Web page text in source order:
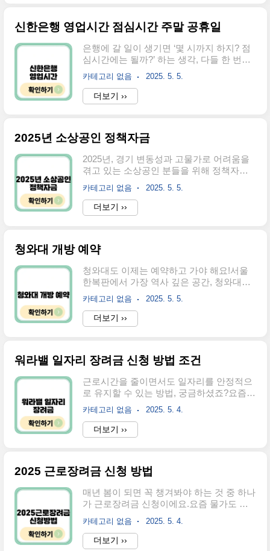
2025년 5월 2일(금)부터 5월 5일(월)까지 나
곡읍에 위치한 전곡리 유적지로, 구석기 시
대를 주제로 한 국내 유일의 선사문화 체험
축제예요.주소: 경기도 연천군 전곡읍 양연
로 1510운영 시간: 오전 10시 ~ 오후 10시
(야간 프로그램 포함)해마다 10만 명 이상의
신한은행 영업시간 점심시간 주말 공휴일
은행에 갈 일이 생기면 ‘몇 시까지 하지? 점
심시간에는 될까?’ 하는 생각, 다들 한 번쯤
해보셨을 거예요.특히 주말이나 공휴일엔
헛걸음하지 않으려면 미리 확인하는 게 중
요하죠.오늘은 신한은행의 영업시간과 점심
시간, 주말·공휴일 운영 여부까지 꼼꼼히 알
시부터 오후 4시까지 운영됩니다.은행 업무
고객이 많아질 수 있어 가능한 여유 있게 방
문하시는 걸 추천드려요.단, 지점에 따라 영
업시간이 다를 수 있으니 미리 가까운 지점
시간에도 은행 업무가 가능한가요?신한은
이..
카테고리 없음 2025. 5. 5.
더보기 ››
2025년 소상공인 정책자금
2025년, 경기 변동성과 고물가로 어려움을
겪고 있는 소상공인 분들을 위해 정책자금
원범위 모두 넓어졌기 때문에, 지금이 바로
활용하기 좋은 시기입니다.특히 자금 신청
조건도 많이 완화되어 누구나 한 번쯤은 도
자금 공급 규모가 26조 5천억 원으로 전년보
대출 조건 완화와 맞춤형 자금 신설이에요.
금리나 상환 기간이 더 유리하게 조정되었
고, 재기·혁신·청년 창업 등 특정 대상에게
진될 수 있기 때문에 가능한 한 빠르게 신청
을..
카테고리 없음 2025. 5. 5.
더보기 ››
청와대 개방 예약
청와대도 이제는 예약하고 가야 해요!서울
한복판에서 가장 역사 깊은 공간, 청와대를
직접 걸을 수 있다니 신기하지 않으세요?간
단한 예약만 하면 누구나 관람할 수 있으니,
지금 바로 확인해보세요。청와대 개방 예약
꿀팁 안내청와대가 일반에 개방되면서국민
수는 없고,사전 예약이 필수라는 점! 꼭 기억
대 예약은 공식 홈페이지에서 쉽고 빠르게
할 수 있어요.모바일도 가능하니까 출퇴근
길에 뚝딱 예약 완료!청와대 국민품으로 접
속상단 메뉴에서 ‘관람예약’ 클릭날짜, 시간,
인원 선택 (개인은 1~10명, 단체는 11~50명
카테고리 없음 2025. 5. 5.
더보기 ››
워라밸 일자리 장려금 신청 방법 조건
근로시간을 줄이면서도 일자리를 안정적으
로 유지할 수 있는 방법, 궁금하셨죠?요즘
워라밸을 중시하는 분위기 덕분에 '워라밸
일자리 장려금'이라는 제도도 점점 더 주목
받고 있어요.근무시간을 유연하게 조정하고
싶은 근로자와 그런 제도를 운영하는 사업
볼게요.신청은 온라인과 오프라인 모두 가
직접 고용센터에 방문할 수도 있고, 요즘은
온라인으로도 가능하니까 바쁜 사업주나 인
사 담당자분들도 쉽게 접근하실 수 있어요.
(https://www.work24.go.kr)에서 로그인한
카테고리 없음 2025. 5. 4.
더보기 ››
2025 근로장려금 신청 방법
매년 봄이 되면 꼭 챙겨봐야 하는 것 중 하나
가 근로장려금 신청이에요.요즘 물가도 오
르고 생활비 부담도 크다 보니, 받을 수 있는
혜택은 꼭꼭 챙겨야죠.저도 작년에 신청해
서 지원받았는데, 생각보다 간단하고 도움
카테고리 없음 2025. 5. 4.
더보기 ››